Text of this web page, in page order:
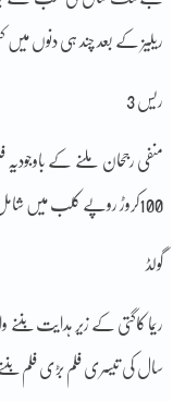
ریلیز کے بعد چند ہی دنوں میں کئی
ریس 3
100کروڑ روپے کلب میں شامل ہوگئی۔فلم نے باکس آفس پر 177.51کروڑ روپے کمائے۔
گولڈ
سال کی تیسری فلم بڑی فلم بننے